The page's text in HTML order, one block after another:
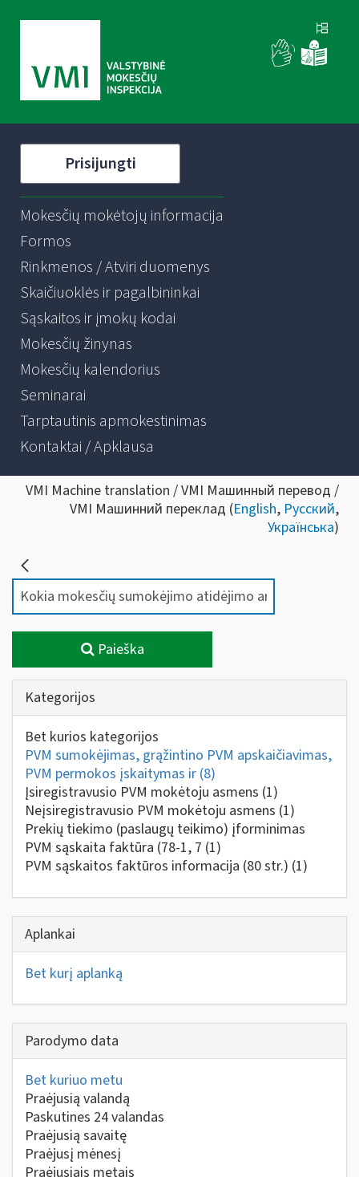
Prisijungti
Mokesčių mokėtojų informacija
Formos
Rinkmenos / Atviri duomenys
Skaičiuoklės ir pagalbininkai
Sąskaitos ir įmokų kodai
Mokesčių žinynas
Mokesčių kalendorius
Seminarai
Tarptautinis apmokestinimas
Kontaktai / Apklausa
VMI Machine translation / VMI Машинный перевод /
VMI Машинний переклад (English, Русский,
Українська)
Paieška
Kategorijos
Bet kurios kategorijos
PVM sumokėjimas, grąžintino PVM apskaičiavimas,
PVM permokos įskaitymas ir (8)
Įsiregistravusio PVM mokėtoju asmens (1)
Neįsiregistravusio PVM mokėtoju asmens (1)
Prekių tiekimo (paslaugų teikimo) įforminimas
PVM sąskaita faktūra (78-1, 7 (1)
PVM sąskaitos faktūros informacija (80 str.) (1)
Aplankai
Bet kurį aplanką
Parodymo data
Bet kuriuo metu
Praėjusią valandą
Paskutines 24 valandas
Praėjusią savaitę
Praėjusį mėnesį
Praėjusiais metais